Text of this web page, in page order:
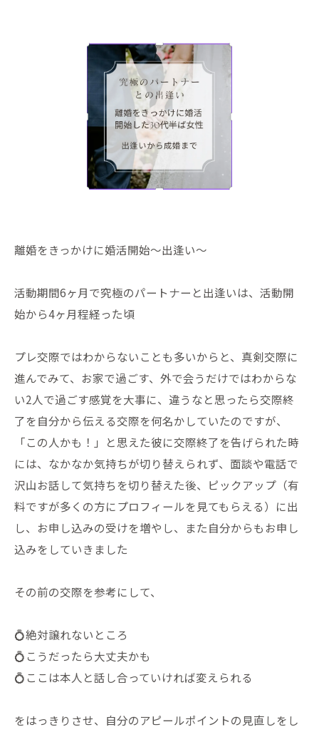
離婚をきっかけに婚活開始〜出逢い〜
活動期間6ヶ月で究極のパートナーと出逢いは、活動開
始から4ヶ月程経った頃
プレ交際ではわからないことも多いからと、真剣交際に
進んでみて、お家で過ごす、外で会うだけではわからな
い2人で過ごす感覚を大事に、違うなと思ったら交際終
了を自分から伝える交際を何名かしていたのですが、
「この人かも！」と思えた彼に交際終了を告げられた時
には、なかなか気持ちが切り替えられず、面談や電話で
沢山お話して気持ちを切り替えた後、ピックアップ（有
料ですが多くの方にプロフィールを見てもらえる）に出
し、お申し込みの受けを増やし、また自分からもお申し
込みをしていきました
その前の交際を参考にして、
💍絶対譲れないところ
💍こうだったら大丈夫かも
💍ここは本人と話し合っていければ変えられる
をはっきりさせ、自分のアピールポイントの見直しをし